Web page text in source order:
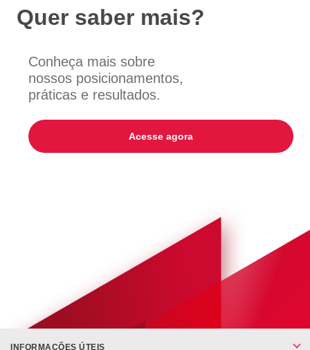
Quer saber mais?
Conheça mais sobre
nossos posicionamentos,
práticas e resultados.
Acesse agora
INFORMAÇÕES ÚTEIS